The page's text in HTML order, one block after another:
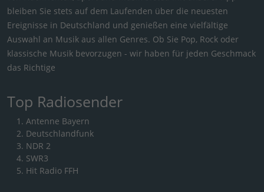
bleiben Sie stets auf dem Laufenden über die neuesten
Ereignisse in Deutschland und genießen eine vielfältige
Auswahl an Musik aus allen Genres. Ob Sie Pop, Rock oder
klassische Musik bevorzugen - wir haben für jeden Geschmack
das Richtige
Top Radiosender
Antenne Bayern
Deutschlandfunk
NDR 2
SWR3
Hit Radio FFH